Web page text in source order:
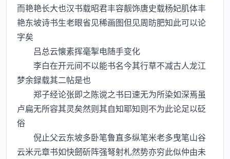
而艳艳长大也汉书载昭君丰容靓饰唐史载杨妃肌体丰
艳东坡诗书生老眼省见稀画图但见周昉肥知此可以论
字矣
吕总云懐素挥毫掣电随手变化
李白在开元间不以能书名今其行草不减古人龙江
梦余録载其二帖是也
郑子经论张即之陈谠之书曰速无为所染如深焉虽
卢扁无所容其灵矣然则其自知耶知则不为此论足以砭
俗
倪止父云东坡多卧笔鲁直多纵笔米老多曳笔山谷
云米元章书如快劒斫阵强弩射札然势亦穷此似仲由未